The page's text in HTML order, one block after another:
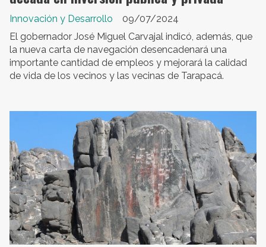
Innovación y Desarrollo
09/07/2024
El gobernador José Miguel Carvajal indicó, además, que
la nueva carta de navegación desencadenará una
importante cantidad de empleos y mejorará la calidad
de vida de los vecinos y las vecinas de Tarapacá.